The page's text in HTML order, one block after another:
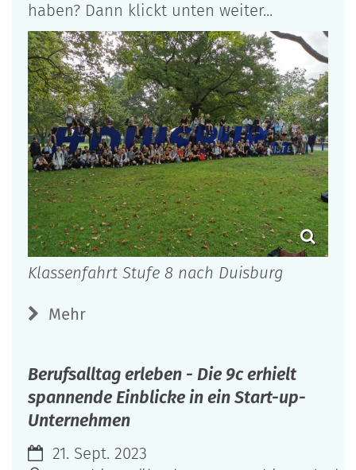
haben? Dann klickt unten weiter...
Klassenfahrt Stufe 8 nach Duisburg
Mehr
Berufsalltag erleben - Die 9c erhielt
spannende Einblicke in ein Start-up-
Unternehmen
21. Sept. 2023